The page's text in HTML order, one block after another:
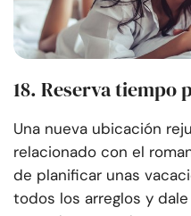
18. Reserva tiempo
Una nueva ubicación
relacionado con el
de planificar unas
todos los arreglos y